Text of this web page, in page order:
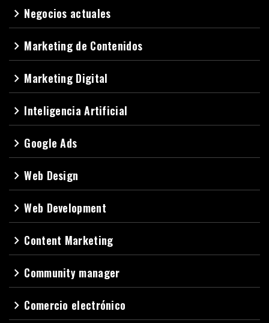
navigate_next Negocios actuales
navigate_next Marketing de Contenidos
navigate_next Marketing Digital
navigate_next Inteligencia Artificial
navigate_next Google Ads
navigate_nextWeb Design
navigate_nextWeb Development
navigate_next Content Marketing
navigate_next Community manager
navigate_next Comercio electrónico